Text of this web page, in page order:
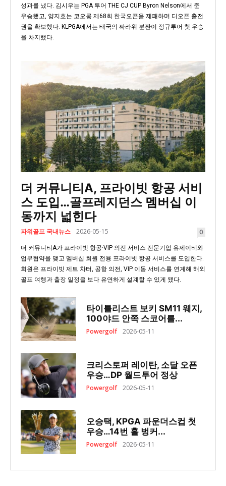
성과를 냈다. 김시우는 PGA 투어 THE CJ CUP Byron Nelson에서 준
우승했고, 양지호는 코오롱 제68회 한국오픈을 제패하며 디오픈 출전
권을 확보했다. KLPGA에서는 태국의 짜라위 분짠이 정규투어 첫 우승
을 차지했다.
더 커뮤니티A, 프라이빗 항공 서비
스 도입…골프레지던스 멤버십 이
동까지 넓힌다
파워골프 국내뉴스 2026-05-15 0
더 커뮤니티A가 프라이빗 항공·VIP 의전 서비스 전문기업 유제이티와
업무협약을 맺고 멤버십 회원 전용 프라이빗 항공 서비스를 도입한다.
회원은 프라이빗 제트 차터, 공항 의전, VIP 이동 서비스를 연계해 해외
골프 여행과 출장 일정을 보다 유연하게 설계할 수 있게 됐다.
타이틀리스트 보키 SM11 웨지,
100야드 안쪽 스코어를...
Powergolf 2026-05-11
크리스토퍼 레이탄, 소달 오픈
우승…DP 월드투어 정상
Powergolf 2026-05-11
오승택, KPGA 파운더스컵 첫
우승…14번 홀 벙커...
Powergolf 2026-05-11